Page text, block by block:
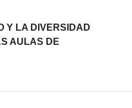
Y LA DIVERSIDAD
AULAS DE